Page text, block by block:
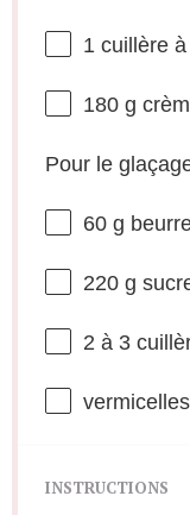
1cuillère à
180 g
Pour le
60 g
220 g
2 à 3
INSTRUCTIONS